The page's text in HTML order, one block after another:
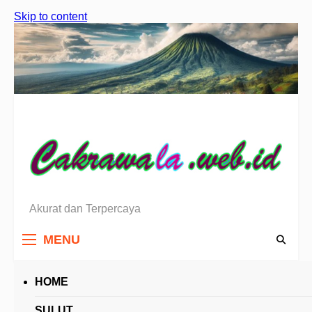
Skip to content
Berita Sulawesi Utara
Akurat dan Terpercaya
MENU
HOME
HEADLINES